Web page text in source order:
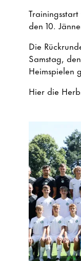
den 10.
Die
Samstag,
Heimspielen
Hier die